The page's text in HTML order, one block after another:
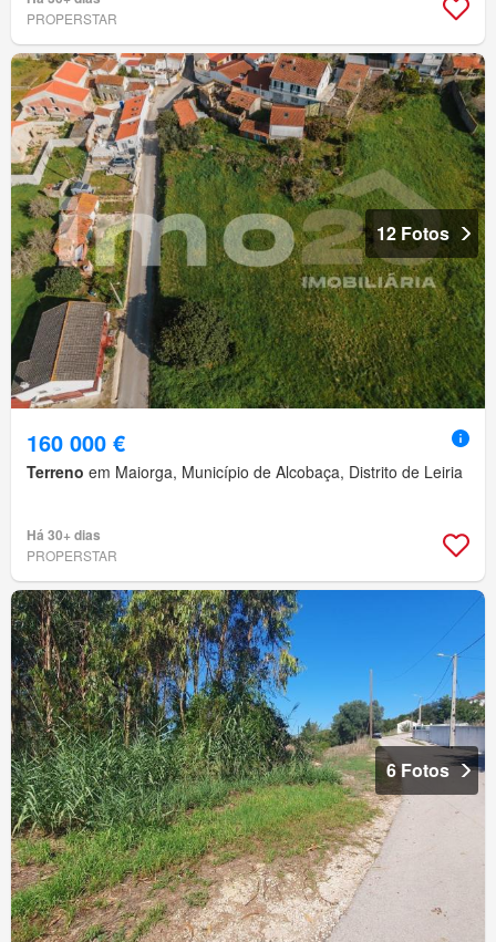
PROPERSTAR
12 Fotos
160 000 €
Terreno em Maiorga, Município de Alcobaça, Distrito de Leiria
Há 30+ dias
PROPERSTAR
6 Fotos